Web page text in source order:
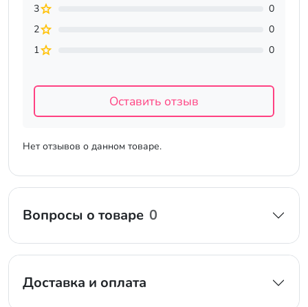
Нет отзывов о данном товаре.
3
0
2
0
1
0
Оставить отзыв
Вопросы о товаре 0
Доставка и оплата